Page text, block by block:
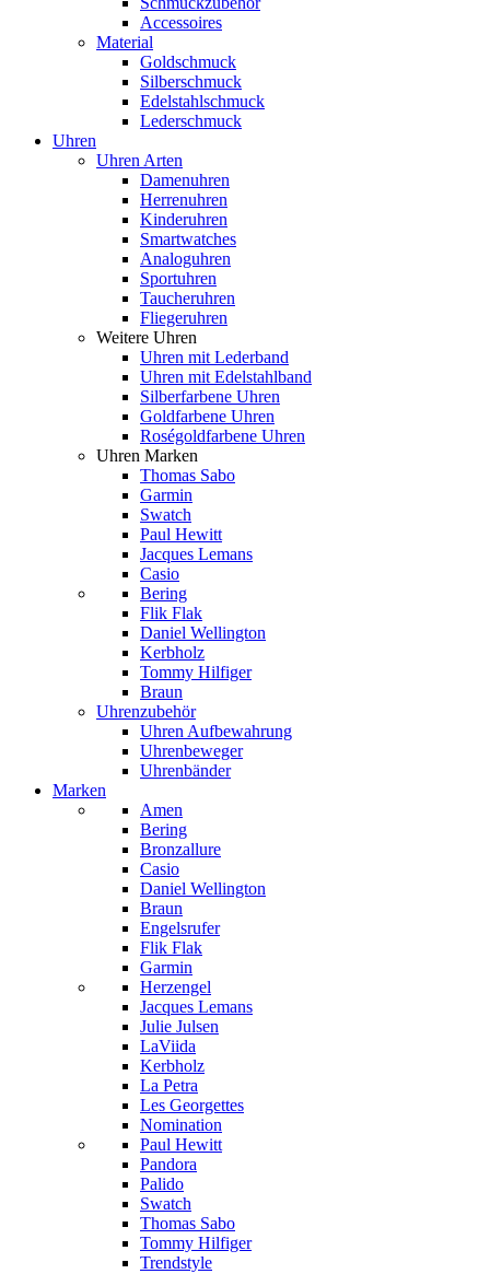
Accessoires
Material
Goldschmuck
Silberschmuck
Edelstahlschmuck
Lederschmuck
Uhren
Uhren Arten
Damenuhren
Herrenuhren
Kinderuhren
Smartwatches
Analoguhren
Sportuhren
Taucheruhren
Fliegeruhren
Weitere Uhren
Uhren mit Lederband
Uhren mit Edelstahlband
Silberfarbene Uhren
Goldfarbene Uhren
Roségoldfarbene Uhren
Uhren Marken
Thomas Sabo
Garmin
Swatch
Paul Hewitt
Jacques Lemans
Casio
Bering
Flik Flak
Daniel Wellington
Kerbholz
Tommy Hilfiger
Braun
Uhrenzubehör
Uhren Aufbewahrung
Uhrenbeweger
Uhrenbänder
Marken
Amen
Bering
Bronzallure
Casio
Daniel Wellington
Braun
Engelsrufer
Flik Flak
Garmin
Herzengel
Jacques Lemans
Julie Julsen
LaViida
Kerbholz
La Petra
Les Georgettes
Nomination
Paul Hewitt
Pandora
Palido
Swatch
Thomas Sabo
Tommy Hilfiger
Trendstyle